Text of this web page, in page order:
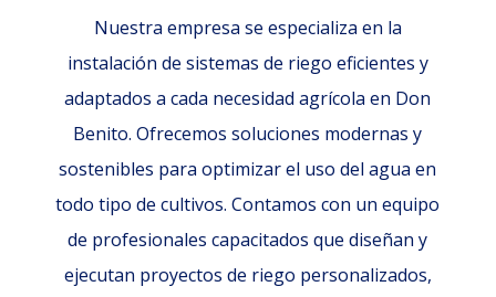
Nuestra empresa se especializa en la
instalación de sistemas de riego eficientes y
adaptados a cada necesidad agrícola en Don
Benito. Ofrecemos soluciones modernas y
sostenibles para optimizar el uso del agua en
todo tipo de cultivos. Contamos con un equipo
de profesionales capacitados que diseñan y
ejecutan proyectos de riego personalizados,